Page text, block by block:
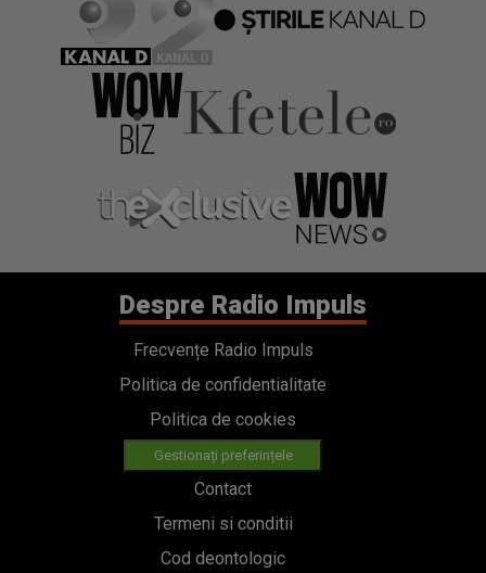
Despre Radio Impuls
Frecvențe Radio Impuls
Politica de confidentialitate
Politica de cookies
Gestionați preferințele
Contact
Termeni si conditii
Cod deontologic